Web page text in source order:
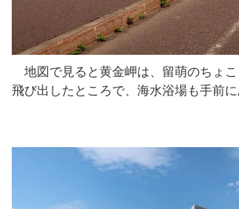
地図で見ると黄金岬は、留萌のちょこ
飛び出したところで、海水浴場も手前に